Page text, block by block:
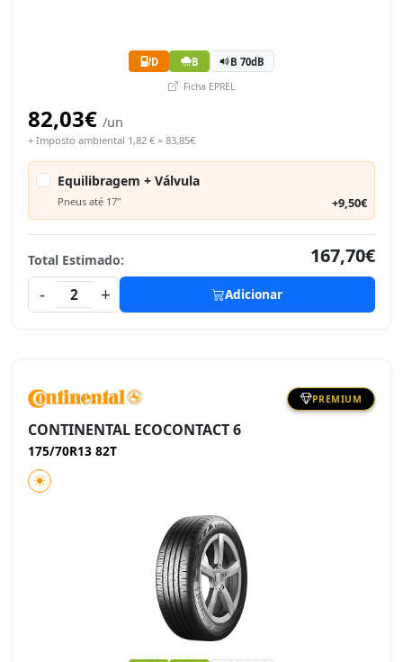
D B B 70dB
Ficha EPREL
82,03€ /un
+ Imposto ambiental 1,82 € = 83,85€
Equilibragem + Válvula
Pneus até 17" +9,50€
Total Estimado:
167,70€
-
2 + Adicionar
PREMIUM
CONTINENTAL ECOCONTACT 6
175/70R13 82T